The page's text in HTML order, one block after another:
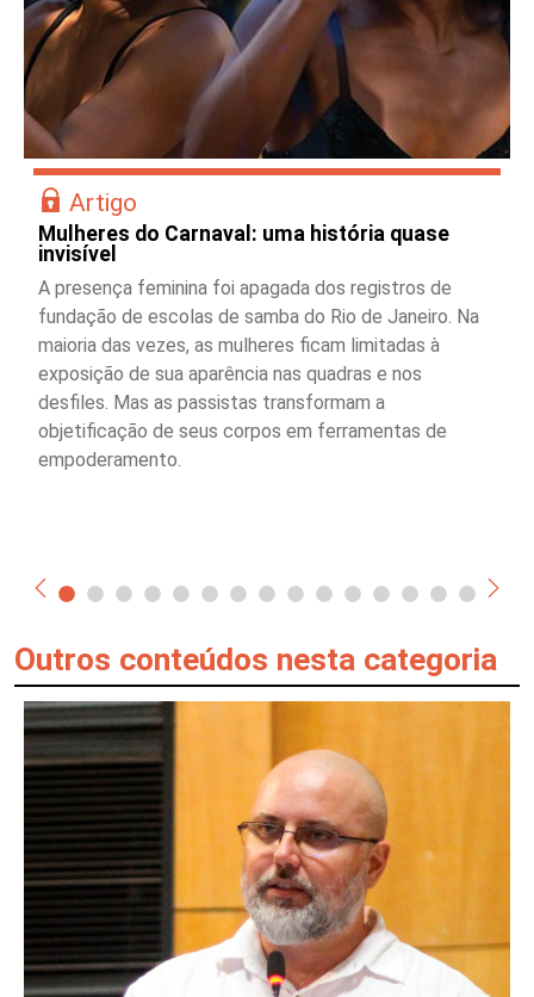
Artigo
Mulheres do Carnaval: uma história quase
invisível
A presença feminina foi apagada dos registros de
fundação de escolas de samba do Rio de Janeiro. Na
maioria das vezes, as mulheres ficam limitadas à
exposição de sua aparência nas quadras e nos
desfiles. Mas as passistas transformam a
objetificação de seus corpos em ferramentas de
empoderamento.
Outros conteúdos nesta categoria